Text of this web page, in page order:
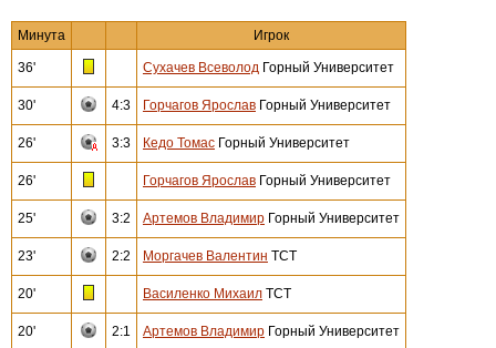
Минута Игрок
36' Сухачев Всеволод Горный Университет
30' 4:3 Горчагов Ярослав Горный Университет
26' 3:3 Кедо Томас Горный Университет
26' Горчагов Ярослав Горный Университет
25' 3:2 Артемов Владимир Горный Университет
23' 2:2 Моргачев Валентин ТСТ
20' Василенко Михаил ТСТ
20' 2:1 Артемов Владимир Горный Университет